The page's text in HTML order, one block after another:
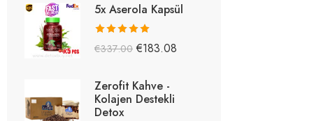
5x Aserola Kapsül
5 üzerinden
€337.00 €183.08
Zerofit Kahve -
Kolajen Destekli
Detox